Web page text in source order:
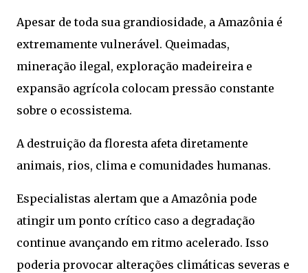
Apesar de toda sua grandiosidade, a Amazônia é
extremamente vulnerável. Queimadas,
mineração ilegal, exploração madeireira e
expansão agrícola colocam pressão constante
sobre o ecossistema.
A destruição da floresta afeta diretamente
animais, rios, clima e comunidades humanas.
Especialistas alertam que a Amazônia pode
atingir um ponto crítico caso a degradação
continue avançando em ritmo acelerado. Isso
poderia provocar alterações climáticas severas e